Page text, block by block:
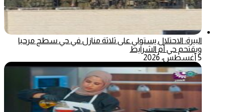
البيرة: الاحتلال يستولي على ثلاثة منازل في حي سطح مرحبا
ويقتحم حي أم الشرايط
5 أغسطس، 2026